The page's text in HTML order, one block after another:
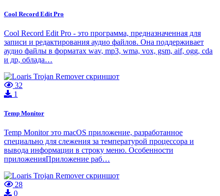
Cool Record Edit Pro
Cool Record Edit Pro - это программа, предназначенная для
записи и редактирования аудио файлов. Она поддерживает
аудио файлы в форматах wav, mp3, wma, vox, gsm, aif, ogg, cda
и др, облада…
32
1
Temp Monitor
Temp Monitor это macOS приложение, разработанное
специально для слежения за температурой процессора и
вывода информации в строку меню. Особенности
приложенияПриложение раб…
28
0